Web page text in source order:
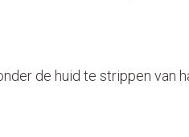
de huid te strippen van